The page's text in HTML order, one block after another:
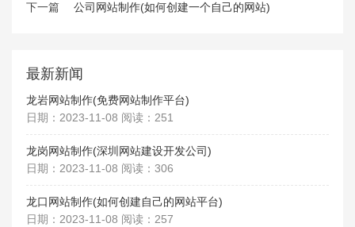
下一篇
公司网站制作(如何创建一个自己的网站)
最新新闻
龙岩网站制作(免费网站制作平台)
日期：2023-11-08 阅读：251
龙岗网站制作(深圳网站建设开发公司)
日期：2023-11-08 阅读：306
龙口网站制作(如何创建自己的网站平台)
日期：2023-11-08 阅读：257